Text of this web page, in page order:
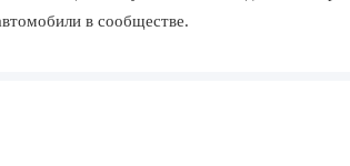
в сообществе.